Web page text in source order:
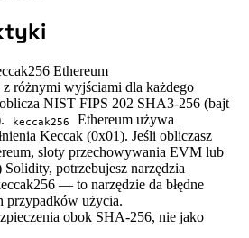
Ethereum
różnymi wyjściami dla każdego
NIST FIPS 202 SHA3-256 (bajt
keccak256
Ethereum używa
Keccak (0x01). Jeśli obliczasz
sloty przechowywania EVM lub
potrzebujesz narzędzia
— to narzędzie da błędne
przypadków użycia.
obok SHA-256, nie jako